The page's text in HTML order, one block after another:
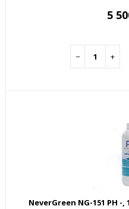
5
− +
NeverGreen NG-151 PH